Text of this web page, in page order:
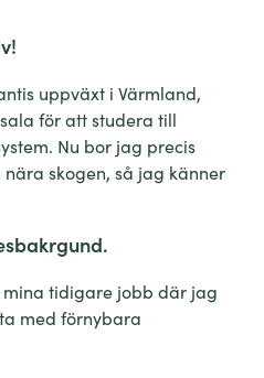
uppväxt i Värmland,
för att studera till
Nu bor jag precis
skogen, så jag känner
.
tidigare jobb där jag
med förnybara